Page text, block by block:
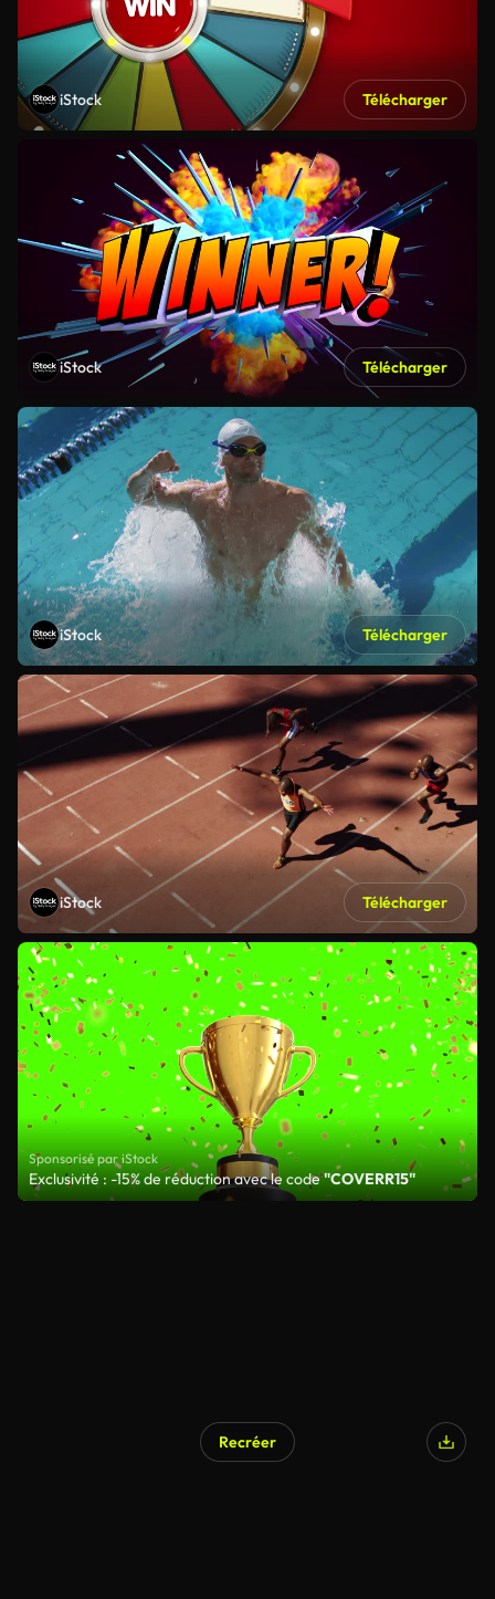
iStock Télécharger
iStock Télécharger
iStock Télécharger
iStock Télécharger
Sponsorisé par iStock
Exclusivité : -15% de réduction avec le code"COVERR15"
Recréer